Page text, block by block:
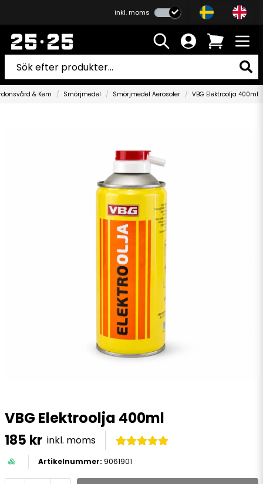
inkl. moms
& Kem Smörjmedel Smörjmedel Aerosoler VBG Elektroolja 400ml
VBG Elektroolja 400ml
185 kr inkl. moms
9061901